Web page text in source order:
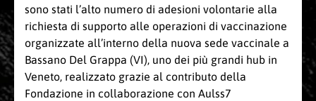
sono stati l’alto numero di adesioni volontarie alla
richiesta di supporto alle operazioni di vaccinazione
organizzate all’interno della nuova sede vaccinale a
Bassano Del Grappa (VI), uno dei più grandi hub in
Veneto, realizzato grazie al contributo della
Fondazione in collaborazione con Aulss7